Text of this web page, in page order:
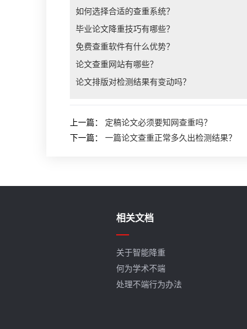
如何选择合适的查重系统？
毕业论文降重技巧有哪些？
免费查重软件有什么优势？
论文查重网站有哪些？
论文排版对检测结果有变动吗？
上一篇： 定稿论文必须要知网查重吗？
下一篇： 一篇论文查重正常多久出检测结果？
相关文档
关于智能降重
何为学术不端
处理不端行为办法